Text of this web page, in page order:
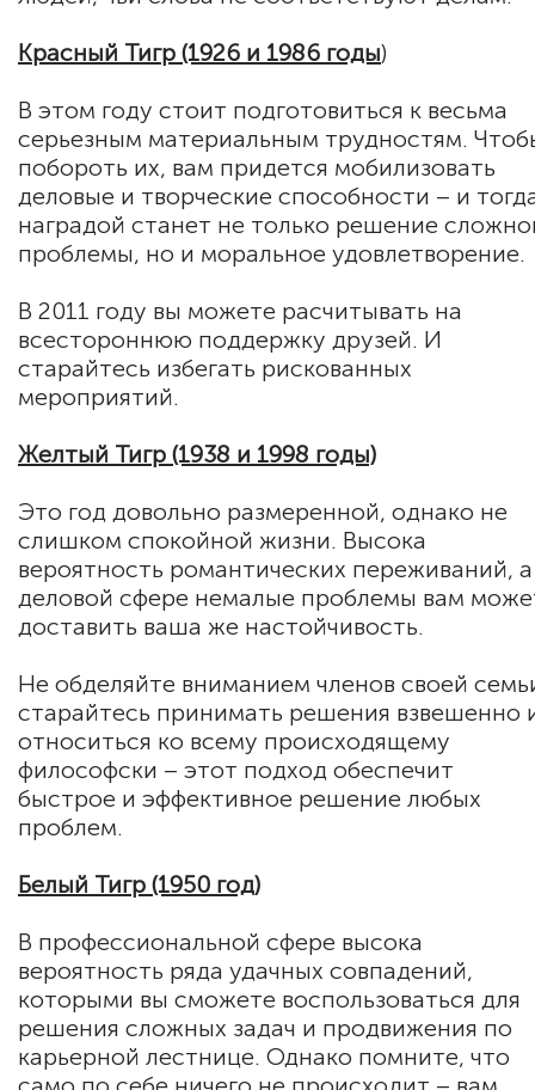
Красный Тигр (1926 и 1986 годы)
В этом году стоит подготовиться к весьма
серьезным материальным трудностям.
побороть их, вам придется мобилизовать
деловые и творческие способности – и
наградой станет не только решение
проблемы, но и моральное удовлетворение.
В 2011 году вы можете расчитывать на
всестороннюю поддержку друзей. И
старайтесь избегать рискованных
мероприятий.
Желтый Тигр (1938 и 1998 годы)
Это год довольно размеренной, однако не
слишком спокойной жизни. Высока
вероятность романтических переживаний,
деловой сфере немалые проблемы вам
доставить ваша же настойчивость.
Не обделяйте вниманием членов своей
старайтесь принимать решения взвешенно
относиться ко всему происходящему
философски – этот подход обеспечит
быстрое и эффективное решение любых
проблем.
Белый Тигр (1950 год)
В профессиональной сфере высока
вероятность ряда удачных совпадений,
которыми вы сможете воспользоваться для
решения сложных задач и продвижения по
карьерной лестнице. Однако помните, что